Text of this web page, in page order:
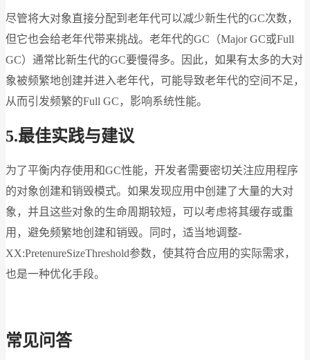
尽管将大对象直接分配到老年代可以减少新生代的GC次数，
但它也会给老年代带来挑战。老年代的GC（Major GC或Full
GC）通常比新生代的GC要慢得多。因此，如果有太多的大对
象被频繁地创建并进入老年代，可能导致老年代的空间不足，
从而引发频繁的Full GC，影响系统性能。
5.最佳实践与建议
为了平衡内存使用和GC性能，开发者需要密切关注应用程序
的对象创建和销毁模式。如果发现应用中创建了大量的大对
象，并且这些对象的生命周期较短，可以考虑将其缓存或重
用，避免频繁地创建和销毁。同时，适当地调整-
XX:PretenureSizeThreshold参数，使其符合应用的实际需求，
也是一种优化手段。
常见问答